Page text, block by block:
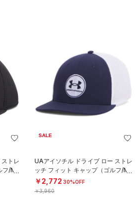
トレ
/ME
SALE
UAアイソチル ドライブ ロー ストレ
ッチ フィット キャップ（ゴルフ/ME
N）
￥2,772 30%OFF
￥3,960